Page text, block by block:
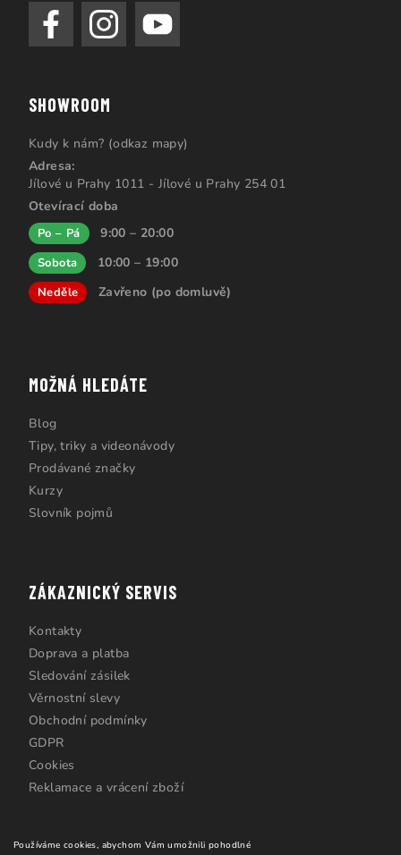
Používáme cookies, abychom Vám umožnili pohodlné
SHOWROOM
Kudy k nám? (odkaz mapy)
Adresa:
Jílové u Prahy 1011 - Jílové u Prahy 254 01
Otevírací doba
Po – Pá 9:00 – 20:00
Sobota 10:00 – 19:00
Neděle Zavřeno (po domluvě)
MOŽNÁ HLEDÁTE
Blog
Tipy, triky a videonávody
Prodávané značky
Kurzy
Slovník pojmů
ZÁKAZNICKÝ SERVIS
Kontakty
Doprava a platba
Sledování zásilek
Věrnostní slevy
Obchodní podmínky
GDPR
Cookies
Reklamace a vrácení zboží